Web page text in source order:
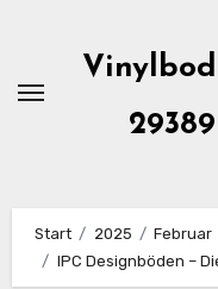
springen
Start 2025 Februar
IPC Designböden –